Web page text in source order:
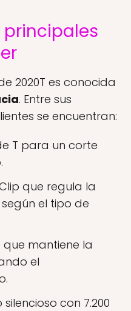
2020T es conocida
. Entre sus
se encuentran:
T para un corte
que regula la
el tipo de
que mantiene la
el
con 7.200